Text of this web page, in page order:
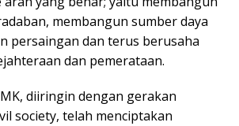
membangun sumber daya
persaingan dan terus berusaha
dan pemerataan.
diiringin dengan gerakan
society, telah menciptakan